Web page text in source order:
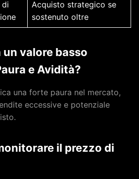
di
Acquisto strategico se
sostenuto oltre
valore basso
e Avidità?
una forte paura nel mercato,
eccessive e potenziale
il prezzo di